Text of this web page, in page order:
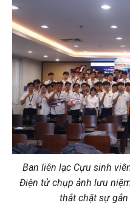
Ban liên lạc Cựu sinh
Điện tử chụp ảnh lưu
thắt chặt sự